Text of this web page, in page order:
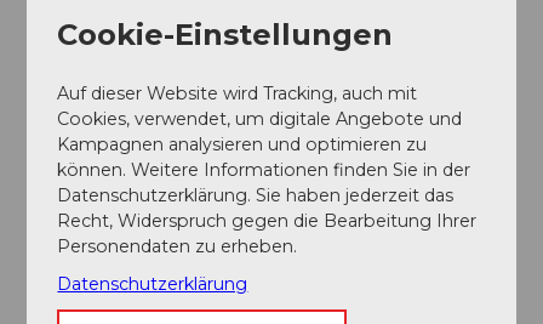
Parkmöglichkeiten vorhanden.
Mit dem Zug bis Bahnhof Schwyz-Seewen,dann mit
dem Bus bis zur Talstation der grossen Standseilbahn
Schwyz-Stoos (Linie 1 Schwyz - Muotathal)oder mit
dem Zug bis Bahnhof SBB Brunnen, dann mitdem
Bus bis zur Talstation der kleinen Luftseilbahn
Morschach-Stoos.Mit dem Zug bis Bahnhof Schwyz-
Seewen,dann mit dem Bus bis zur Talstation der
grossen Standseilbahn Schwyz-Stoos (Linie 1 Schwyz -
Muotathal)oder mit dem Zug bis Bahnhof SBB
Cookie-Einstellungen
Auf dieser Website wird Tracking, auch mit
Cookies, verwendet, um digitale Angebote und
Kampagnen analysieren und optimieren zu
können. Weitere Informationen finden Sie in der
Datenschutzerklärung. Sie haben jederzeit das
Recht, Widerspruch gegen die Bearbeitung Ihrer
Personendaten zu erheben.
Datenschutzerklärung